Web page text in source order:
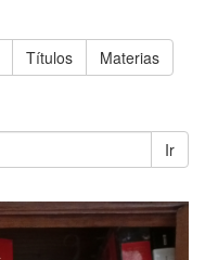
Títulos Materias
Ir